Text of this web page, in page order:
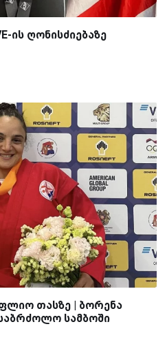
ის ღონისძიებაზე
თასზე | ბორენა
სამბოში